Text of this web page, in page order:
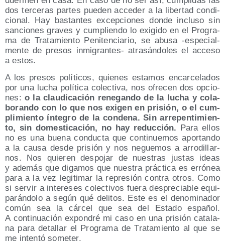
dos ter­ce­ras par­tes pue­den acce­der a la liber­tad con­di­
cio­nal. Hay bas­tan­tes excep­cio­nes don­de inclu­so sin
san­cio­nes gra­ves y cum­plien­do lo exi­gi­do en el Pro­gra­
ma de Tra­ta­mien­to Peni­ten­cia­rio, se abu­sa ‑espe­cial­
men­te de pre­sos inmi­gran­tes- atra­sán­do­les el acce­so
a estos.
A los pre­sos polí­ti­cos, quie­nes esta­mos encar­ce­la­dos
por una lucha polí­ti­ca colec­ti­va, nos ofre­cen dos opcio­
nes: o la clau­di­ca­ción rene­gan­do de la lucha y cola­
bo­ran­do con lo que nos exi­gen en pri­sión, o el cum­
pli­mien­to ínte­gro de la con­de­na. Sin arre­pen­ti­mien­
to, sin domes­ti­ca­ción, no hay reduc­ción. Para ellos
no es una bue­na con­duc­ta que con­ti­nue­mos apor­tan­do
a la cau­sa des­de pri­sión y nos negue­mos a arro­di­llar­
nos. Nos quie­ren des­po­jar de nues­tras jus­tas ideas
y ade­más que diga­mos que nues­tra prác­ti­ca es erró­nea
para a la vez legi­ti­mar la repre­sión con­tra otros. Como
si ser­vir a intere­ses colec­ti­vos fue­ra des­pre­cia­ble equi­
pa­rán­do­lo a según qué deli­tos. Este es el deno­mi­na­dor
común sea la cár­cel que sea del Esta­do espa­ñol.
A con­ti­nua­ción expon­dré mi caso en una pri­sión cata­la­
na para deta­llar el Pro­gra­ma de Tra­ta­mien­to al que se
me inten­tó someter.